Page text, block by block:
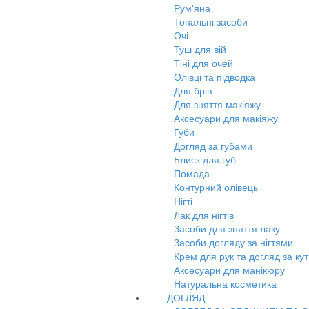
Рум'яна
Тональні засоби
Очі
Туш для вій
Тіні для очей
Олівці та підводка
Для брів
Для зняття макіяжу
Аксесуари для макіяжу
Губи
Догляд за губами
Блиск для губ
Помада
Контурний олівець
Нігті
Лак для нігтів
Засоби для зняття лаку
Засоби догляду за нігтями
Крем для рук та догляд за
Аксесуари для манікюру
Натуральна косметика
ДОГЛЯД